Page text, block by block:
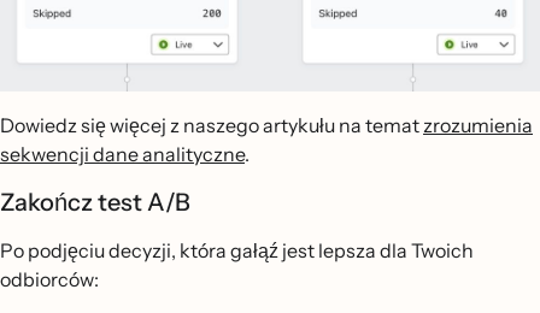
Dowiedz się więcej z naszego artykułu na temat zrozumienia
sekwencji dane analityczne.
Zakończ test A/B
Po podjęciu decyzji, która gałąź jest lepsza dla Twoich
odbiorców: